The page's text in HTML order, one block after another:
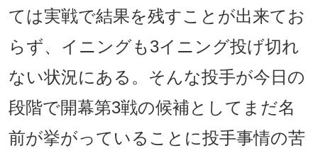
ては実戦で結果を残すことが出来てお
らず、イニングも3イニング投げ切れ
ない状況にある。そんな投手が今日の
段階で開幕第3戦の候補としてまだ名
前が挙がっていることに投手事情の苦